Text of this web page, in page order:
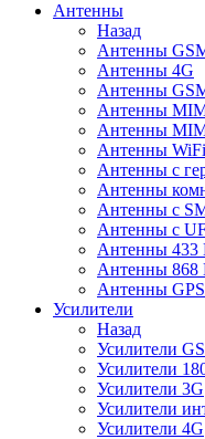
Антенны
Назад
Антенны
Антенны 4G
Антенны
Антенны
Антенны
Антенны WiFi
Антенны с
Антенны
Антенны c
Антенны с
Антенны
Антенны
Антенны
Усилители
Назад
Усилители
Усилители
Усилители 3G
Усилители
Усилители 4G